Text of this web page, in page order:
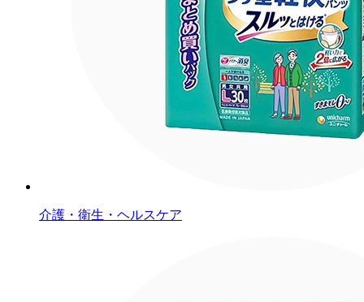
介護・衛生・ヘルスケア